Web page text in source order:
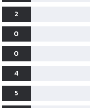
2
0
0
4
5